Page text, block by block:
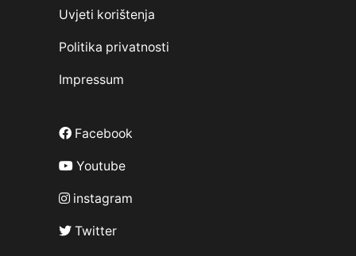
Uvjeti korištenja
Politika privatnosti
Impressum
Facebook
Youtube
instagram
Twitter